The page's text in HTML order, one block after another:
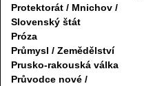
Protektorát / Mnichov /
Slovenský štát
Próza
Průmysl / Zemědělství
Prusko-rakouská válka
Průvodce nové /